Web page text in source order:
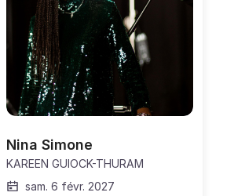
Nina Simone
KAREEN GUIOCK-THURAM
sam. 6 févr. 2027